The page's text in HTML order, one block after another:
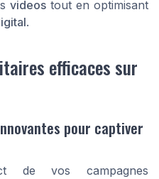
videos tout en optimisant
.
efficaces sur
pour captiver
de vos campagnes